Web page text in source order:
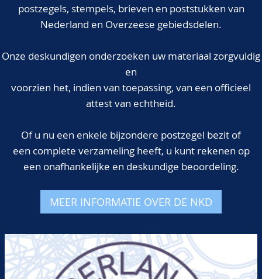
postzegels, stempels, brieven en poststukken van
Nederland en Overzeese gebiedsdelen.
Onze deskundigen onderzoeken uw materiaal zorgvuldig
en
voorzien het, indien van toepassing, van een officieel
attest van echtheid.
Of u nu een enkele bijzondere postzegel bezit of
een complete verzameling heeft, u kunt rekenen op
een onafhankelijke en deskundige beoordeling.
MEER INFORMATIE OVER DE NKD